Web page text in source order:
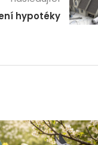
hypotéky